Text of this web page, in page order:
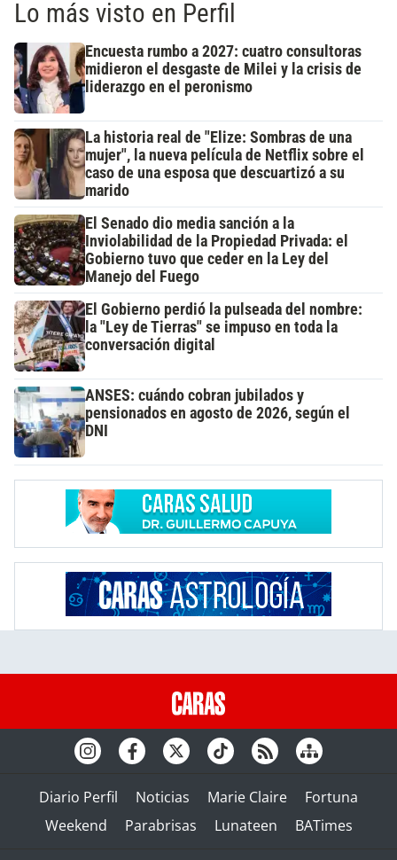
Lo más visto en Perfil
Encuesta rumbo a 2027: cuatro consultoras
midieron el desgaste de Milei y la crisis de
liderazgo en el peronismo
La historia real de "Elize: Sombras de una
mujer", la nueva película de Netflix sobre el
caso de una esposa que descuartizó a su
marido
El Senado dio media sanción a la
Inviolabilidad de la Propiedad Privada: el
Gobierno tuvo que ceder en la Ley del
Manejo del Fuego
El Gobierno perdió la pulseada del nombre:
la "Ley de Tierras" se impuso en toda la
conversación digital
ANSES: cuándo cobran jubilados y
pensionados en agosto de 2026, según el
DNI
Diario Perfil Noticias Marie Claire
Fortuna
Weekend
Parabrisas Lunateen BATimes